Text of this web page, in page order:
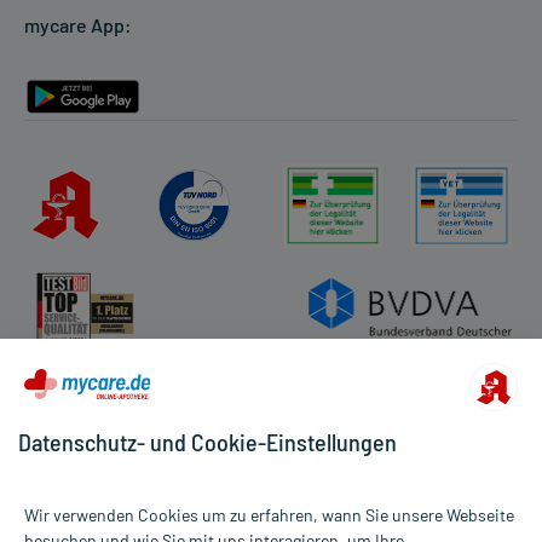
Rückgabe/Widerruf
mycare App:
Datenschutz- und Cookie-Einstellungen
Wir verwenden Cookies um zu erfahren, wann Sie unsere Webseite